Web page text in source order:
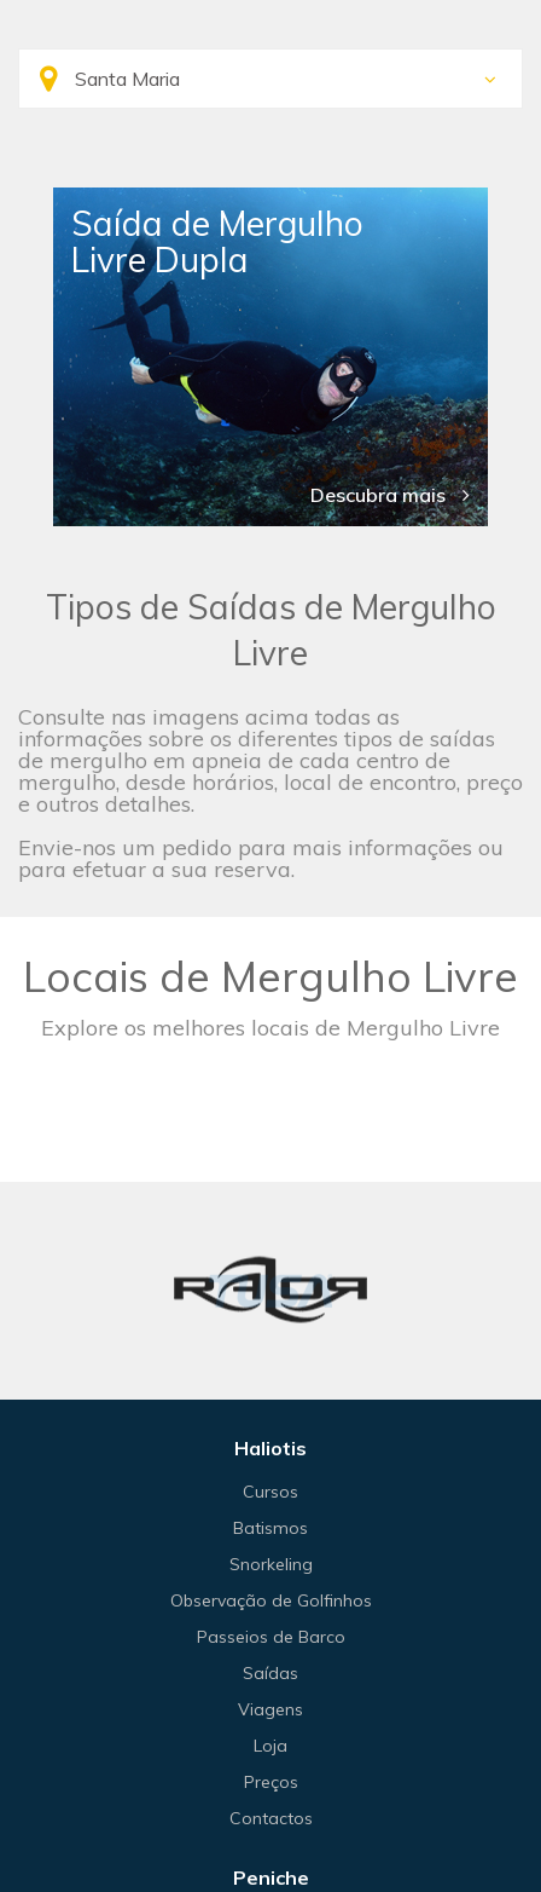
Saída de Mergulho
Livre Dupla
Descubra mais
Tipos de Saídas de Mergulho
Livre
Consulte nas imagens acima todas as
informações sobre os diferentes tipos de saídas
de mergulho em apneia de cada centro de
mergulho, desde horários, local de encontro, preço
e outros detalhes.
Envie-nos um pedido para mais informações ou
para efetuar a sua reserva.
Locais de Mergulho Livre
Explore os melhores locais de Mergulho Livre
Haliotis
Cursos
Batismos
Snorkeling
Observação de Golfinhos
Passeios de Barco
Saídas
Viagens
Loja
Preços
Contactos
Peniche